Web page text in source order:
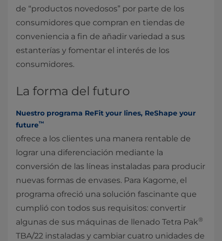
de “productos novedosos” por parte de los
consumidores que compran en tiendas de
conveniencia a fin de añadir variedad a sus
estanterías y fomentar el interés de los
consumidores.
La forma del futuro
Nuestro programa ReFit your lines, ReShape your
future™
ofrece a los clientes una manera rentable de
lograr una diferenciación mediante la
conversión de las líneas instaladas para producir
nuevas formas de envases. Para Kagome, el
programa ofreció una solución fascinante que
cumplió con todos sus requisitos: convertir
algunas de sus máquinas de llenado Tetra Pak®
TBA/22 instaladas y cambiar cuatro unidades de